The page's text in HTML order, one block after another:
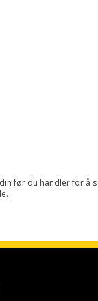
før du handler for å